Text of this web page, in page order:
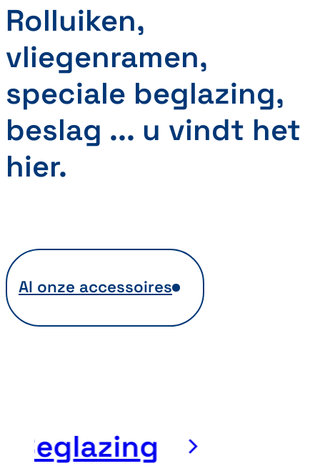
Rolluiken,
vliegenramen,
speciale beglazing,
beslag ... u vindt het
hier.
Al onze accessoires
Beglazing